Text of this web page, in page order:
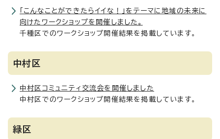
「こんなことができたらイイな！」をテーマに地域の未来に
向けたワークショップを開催しました。
千種区でのワークショップ開催結果を掲載しています。
中村区
中村区コミュニティ交流会を開催しました
中村区でのワークショップ開催結果を掲載しています。
緑区